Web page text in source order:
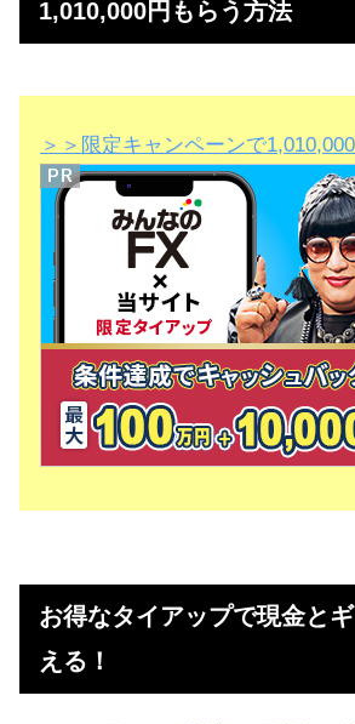
1,010,000円もらう方法
＞＞限定キャンペーンで
お得なタイアップで現金と
える！